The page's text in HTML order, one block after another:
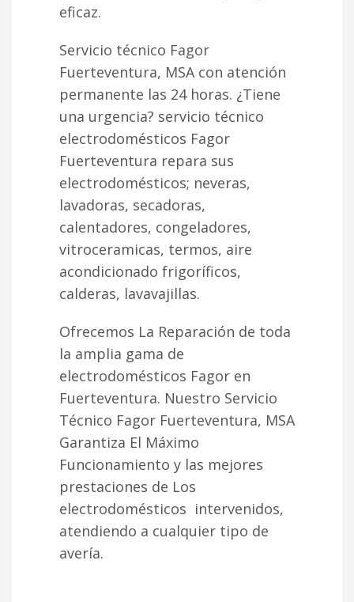
eficaz.
Servicio técnico Fagor
Fuerteventura, MSA con atención
permanente las 24 horas. ¿Tiene
una urgencia? servicio técnico
electrodomésticos Fagor
Fuerteventura repara sus
electrodomésticos; neveras,
lavadoras, secadoras,
calentadores, congeladores,
vitroceramicas, termos, aire
acondicionado frigoríficos,
calderas, lavavajillas.
Ofrecemos La Reparación de toda
la amplia gama de
electrodomésticos Fagor en
Fuerteventura. Nuestro Servicio
Técnico Fagor Fuerteventura, MSA
Garantiza El Máximo
Funcionamiento y las mejores
prestaciones de Los
electrodomésticos intervenidos,
atendiendo a cualquier tipo de
avería.